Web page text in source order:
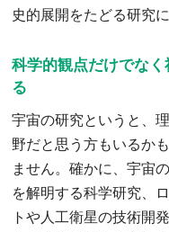
史的展開をたどる研究
科学的観点だけでな
る
宇宙の研究というと、
野だと思う方もいるか
ません。確かに、宇宙
を解明する科学研究、
トや人工衛星の技術開